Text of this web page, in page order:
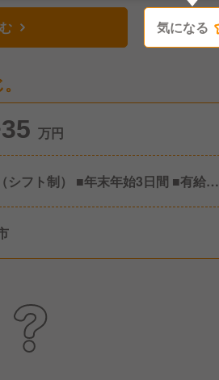
気になる
万円
シフト制） ■年末年始3日間 ■有給休
気になる